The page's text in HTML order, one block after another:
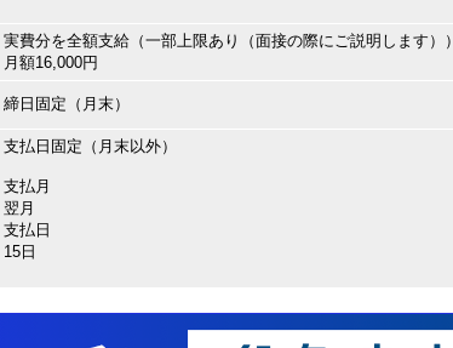
実費分を全額支給（一部上限あり（面接の際にご説明します））
月額16,000円
締日固定（月末）
支払日固定（月末以外）
支払月
翌月
支払日
15日